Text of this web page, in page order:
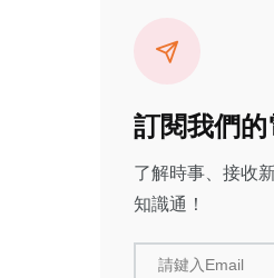
訂閱我們的
了解時事、接收
知識通！
請鍵入Email